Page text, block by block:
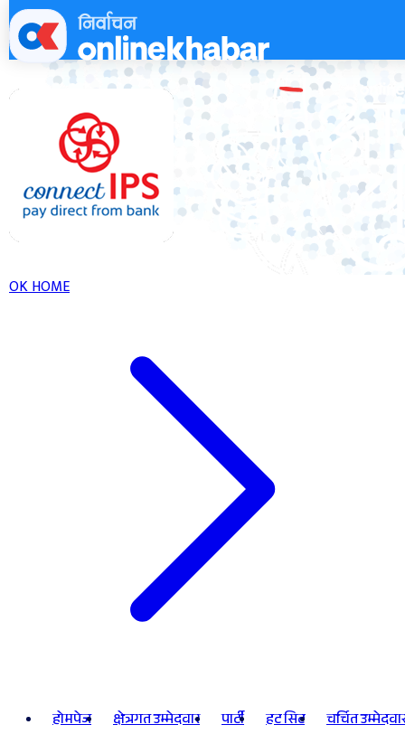
Skip
to
content
OK HOME
होमपेज क्षेत्रगत उम्मेदवार पार्टी हट सिट चर्चित